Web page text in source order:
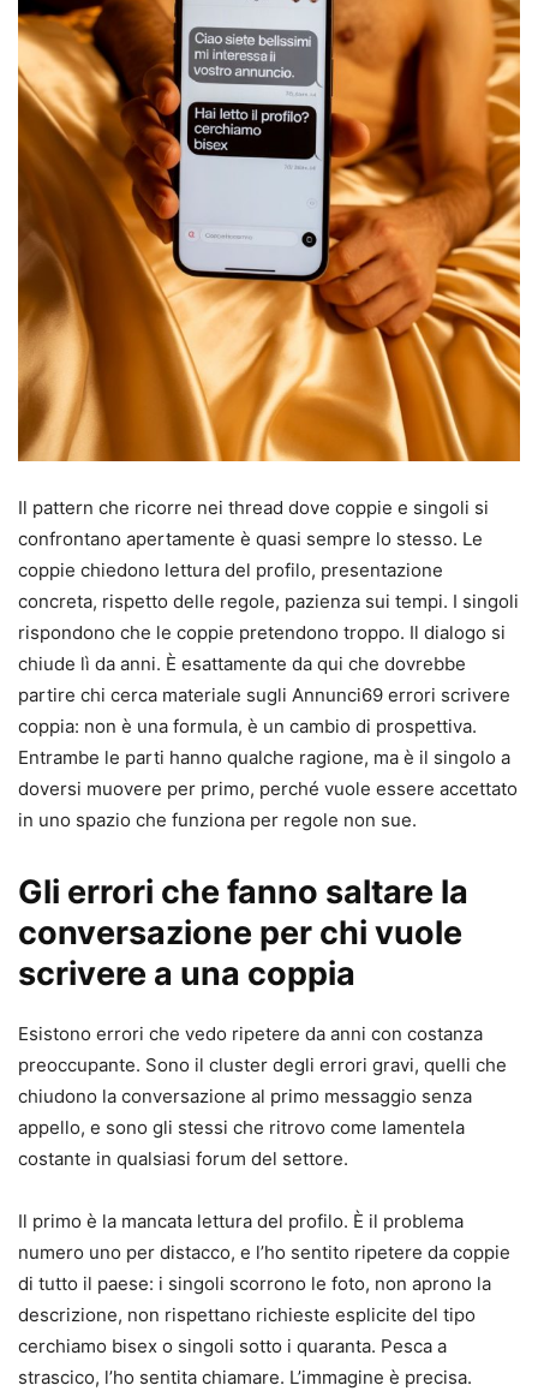
Il pattern che ricorre nei thread dove coppie e singoli si
confrontano apertamente è quasi sempre lo stesso. Le
coppie chiedono lettura del profilo, presentazione
concreta, rispetto delle regole, pazienza sui tempi. I singoli
rispondono che le coppie pretendono troppo. Il dialogo si
chiude lì da anni. È esattamente da qui che dovrebbe
partire chi cerca materiale sugli Annunci69 errori scrivere
coppia: non è una formula, è un cambio di prospettiva.
Entrambe le parti hanno qualche ragione, ma è il singolo a
doversi muovere per primo, perché vuole essere accettato
in uno spazio che funziona per regole non sue.
Gli errori che fanno saltare la
conversazione per chi vuole
scrivere a una coppia
Esistono errori che vedo ripetere da anni con costanza
preoccupante. Sono il cluster degli errori gravi, quelli che
chiudono la conversazione al primo messaggio senza
appello, e sono gli stessi che ritrovo come lamentela
costante in qualsiasi forum del settore.
Il primo è la mancata lettura del profilo. È il problema
numero uno per distacco, e l’ho sentito ripetere da coppie
di tutto il paese: i singoli scorrono le foto, non aprono la
descrizione, non rispettano richieste esplicite del tipo
cerchiamo bisex o singoli sotto i quaranta. Pesca a
strascico, l’ho sentita chiamare. L’immagine è precisa.